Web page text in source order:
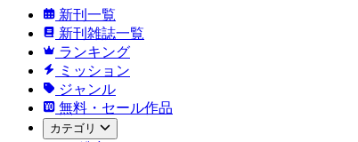
新刊一覧
新刊雑誌一覧
ランキング
ミッション
ジャンル
無料・セール作品
カテゴリ